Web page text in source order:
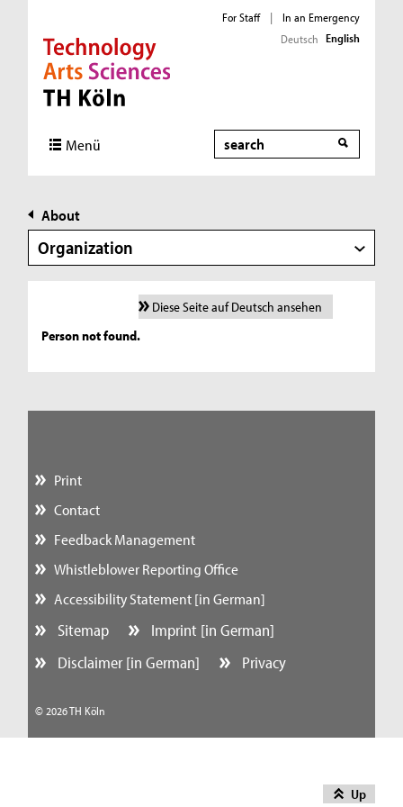
Direkt zur Hauptnavigation
Direkt zur Subnavigation
Direkt zum Inhalt
Direkt zum Fußbereich
For Staff |
In an Emergency
Deutsch English
Menü Search
About
Organization
Diese Seite auf Deutsch ansehen
Person not found.
Up
Print
Contact
Feedback Management
Whistleblower Reporting Office
Accessibility Statement [in German]
Sitemap
Imprint [in German]
Disclaimer [in German]
Privacy
© 2026 TH Köln